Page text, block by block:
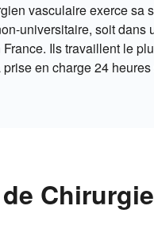
vasculaire exerce
universitaire, soit
Ils travaillent le
en charge 24